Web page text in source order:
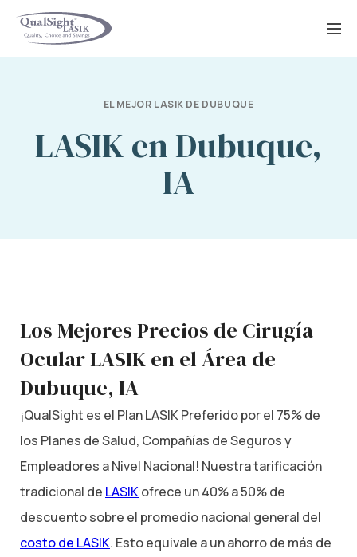
Saltar
EL MEJOR LASIK DE DUBUQUE
LASIK en Dubuque,
IA
Los Mejores Precios de Cirugía
Ocular LASIK en el Área de
Dubuque, IA
¡QualSight es el Plan LASIK Preferido por el 75% de
los Planes de Salud, Compañías de Seguros y
Empleadores a Nivel Nacional! Nuestra tarificación
tradicional de LASIKofrece un 40% a 50% de
descuento sobre el promedio nacional general del
costo de LASIK. Esto equivale a un ahorro de más de